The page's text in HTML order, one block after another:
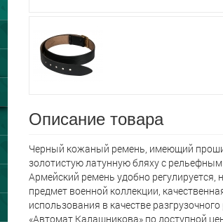
Описание товара
Черный кожаный ремень, имеющий
золотистую латунную бляху с
Армейский ремень удобно регулируется,
предмет военной коллекции,
использования в качестве
«Автомат Калашникова» по доступной